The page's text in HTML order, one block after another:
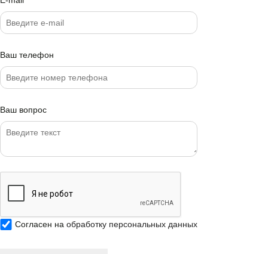
Ваш телефон
Ваш вопрос
Согласен на обработку персональных данных